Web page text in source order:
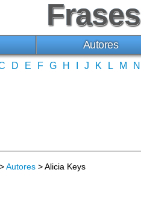
Frases
Autores
D E F G H J K L M N
>Autores > Alicia Keys